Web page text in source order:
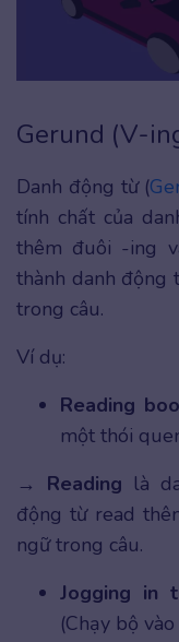
Gerund (V-
Danh động từ (
tính chất của
thêm đuôi -ing
thành danh động
trong câu.
Ví dụ:
Reading
một thói
→ Reading là
động từ read
ngữ trong câu.
Jogging in
(Chạy bộ